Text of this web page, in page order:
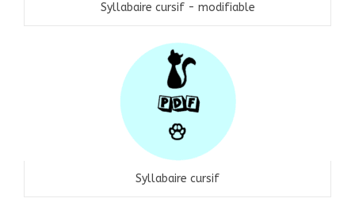
Syllabaire cursif - modifiable
Syllabaire cursif